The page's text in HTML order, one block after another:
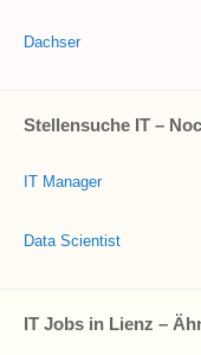
Dachser
Stellensuche IT –
IT Manager
Data Scientist
IT Jobs in Lienz –